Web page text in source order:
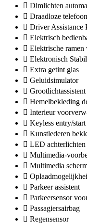
Dimlichten
Draadloze
Driver Assistance
Elektrisch
Elektrische ramen
Elektronisch
Extra getint glas
Geluidsimulator
Grootlichtassistent
Hemelbekleding
Interieur
Keyless entry/start
Kunstlederen
LED achterlichten
Multimedia-
Multimedia
Parkeer assistent
Parkeersensor
Passagiersairbag
Regensensor